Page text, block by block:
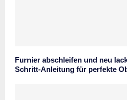
Furnier abschleifen und neu
Schritt-Anleitung für perfekte